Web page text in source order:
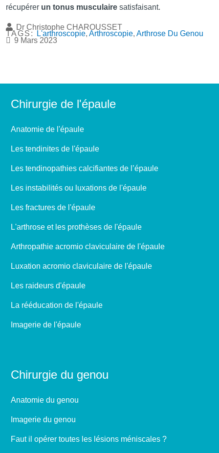
récupérer un tonus musculaire satisfaisant.
Dr Christophe CHAROUSSET
TAGS: L'arthroscopie, Arthroscopie, Arthrose Du Genou
9 Mars 2023
Chirurgie de l'épaule
Anatomie de l'épaule
Les tendinites de l'épaule
Les tendinopathies calcifiantes de l’épaule
Les instabilités ou luxations de l'épaule
Les fractures de l'épaule
L'arthrose et les prothèses de l'épaule
Arthropathie acromio claviculaire de l'épaule
Luxation acromio claviculaire de l'épaule
Les raideurs d'épaule
La rééducation de l'épaule
Imagerie de l'épaule
Chirurgie du genou
Anatomie du genou
Imagerie du genou
Faut il opérer toutes les lésions méniscales ?